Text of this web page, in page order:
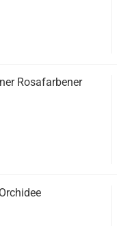
Rosafarbener